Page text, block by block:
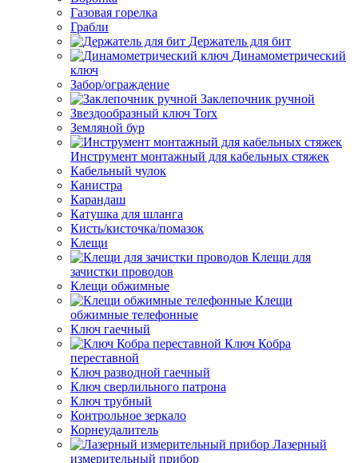
Газовая горелка
Грабли
Держатель для бит
Динамометрический
ключ
Забор/ограждение
Заклепочник ручной
Звездообразный ключ Torx
Земляной бур
Инструмент монтажный для кабельных стяжек
Кабельный чулок
Канистра
Карандаш
Катушка для шланга
Кисть/кисточка/помазок
Клещи
Клещи для
зачистки проводов
Клещи обжимные
Клещи
обжимные телефонные
Ключ гаечный
Ключ Кобра
переставной
Ключ разводной гаечный
Ключ сверлильного патрона
Ключ трубный
Контрольное зеркало
Корнеудалитель
Лазерный
измерительный прибор